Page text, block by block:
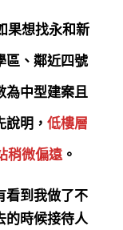
果想找永和新
區、鄰近四號
為中型建案且
說明， 低樓層
稍微偏遠。
看到我做了不
的時候接待人